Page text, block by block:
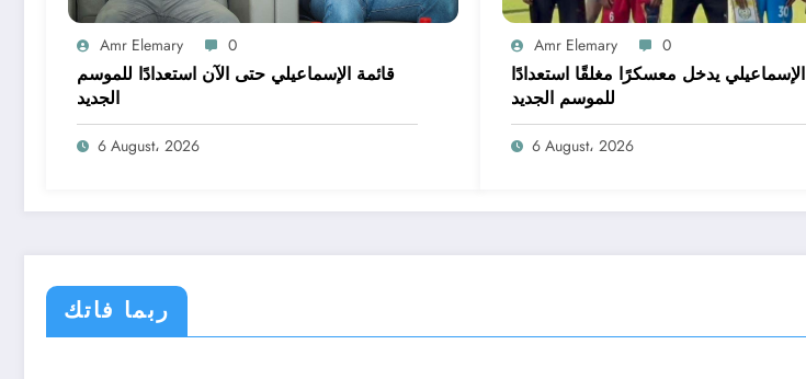
Amr Elemary 0
قائمة الإسماعيلي حتى الآن استعدادًا للموسم
الجديد
6 August، 2026
Amr Elemary 0
الإسماعيلي يدخل معسكرًا مغلقًا استعدادًا
للموسم الجديد
6 August، 2026
ربما فاتك